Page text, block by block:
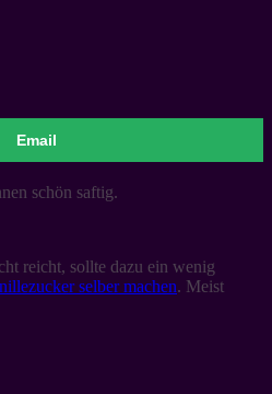
Email
schön saftig.
reicht, sollte dazu ein wenig
selber machen. Meist